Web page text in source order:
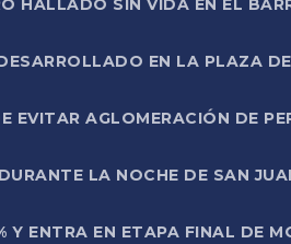
HALLADO SIN VIDA EN EL
EN LA PLAZA
AGLOMERACIÓN DE
LA NOCHE DE SAN
Y ENTRA EN ETAPA FINAL DE